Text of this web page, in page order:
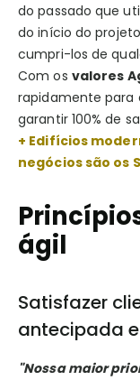
do passado que
do início do
cumpri-los de
Com os valores
rapidamente para
garantir 100% de
+ Edifícios
negócios são os
ágil
Satisfazer
antecipada
"Nossa maior